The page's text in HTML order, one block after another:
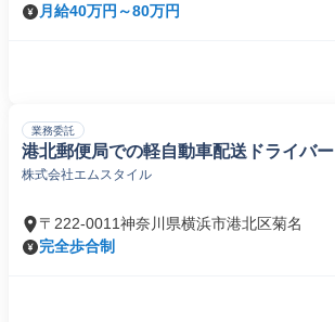
月給40万円～80万円
業務委託
港北郵便局での軽自動車配送ドライバー
株式会社エムスタイル
〒222-0011神奈川県横浜市港北区菊名
完全歩合制